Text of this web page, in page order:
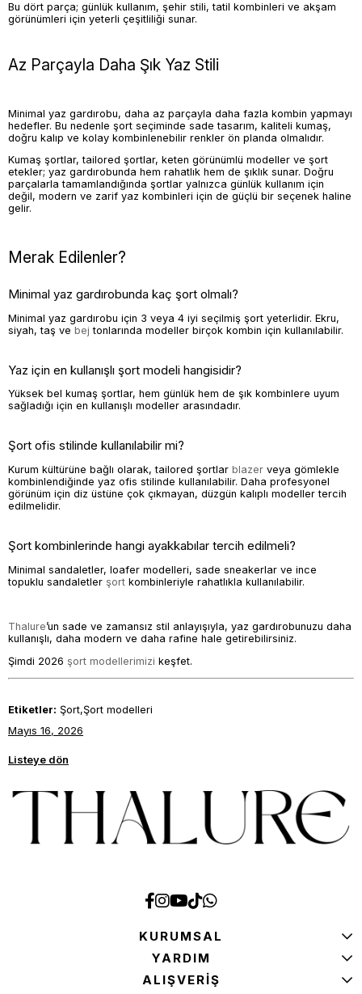
Bu dört parça; günlük kullanım, şehir stili, tatil kombinleri ve akşam
görünümleri için yeterli çeşitliliği sunar.
Az Parçayla Daha Şık Yaz Stili
Minimal yaz gardırobu, daha az parçayla daha fazla kombin yapmayı
hedefler. Bu nedenle şort seçiminde sade tasarım, kaliteli kumaş,
doğru kalıp ve kolay kombinlenebilir renkler ön planda olmalıdır.
Kumaş şortlar, tailored şortlar, keten görünümlü modeller ve şort
etekler; yaz gardırobunda hem rahatlık hem de şıklık sunar. Doğru
parçalarla tamamlandığında şortlar yalnızca günlük kullanım için
değil, modern ve zarif yaz kombinleri için de güçlü bir seçenek haline
gelir.
Merak Edilenler?
Minimal yaz gardırobunda kaç şort olmalı?
Minimal yaz gardırobu için 3 veya 4 iyi seçilmiş şort yeterlidir. Ekru,
siyah, taş ve bejtonlarında modeller birçok kombin için kullanılabilir.
Yaz için en kullanışlı şort modeli hangisidir?
Yüksek bel kumaş şortlar, hem günlük hem de şık kombinlere uyum
sağladığı için en kullanışlı modeller arasındadır.
Şort ofis stilinde kullanılabilir mi?
Kurum kültürüne bağlı olarak, tailored şortlar blazer veya gömlekle
kombinlendiğinde yaz ofis stilinde kullanılabilir. Daha profesyonel
görünüm için diz üstüne çok çıkmayan, düzgün kalıplı modeller tercih
edilmelidir.
Şort kombinlerinde hangi ayakkabılar tercih edilmeli?
Minimal sandaletler, loafer modelleri, sade sneakerlar ve ince
topuklu sandaletler şort kombinleriyle rahatlıkla kullanılabilir.
Thalure’un sade ve zamansız stil anlayışıyla, yaz gardırobunuzu daha
kullanışlı, daha modern ve daha rafine hale getirebilirsiniz.
Şimdi 2026 şort modellerimizi keşfet.
Etiketler: Şort,Şort modelleri
Mayıs 16, 2026
Listeye dön
KURUMSAL
YARDIM
ALIŞVERİŞ